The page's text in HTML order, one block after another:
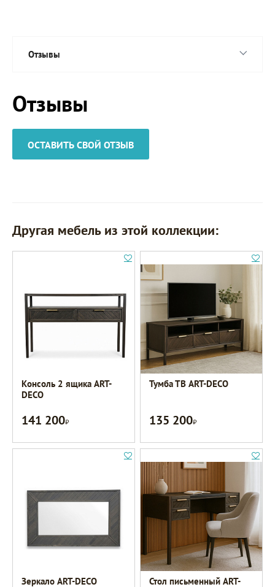
Отзывы
Отзывы
ОСТАВИТЬ СВОЙ ОТЗЫВ
Другая мебель из этой коллекции:
Консоль 2 ящика ART-
DECO
141 200Р
Тумба ТВ ART-DECO
135 200Р
Зеркало ART-DECO
Стол письменный ART-